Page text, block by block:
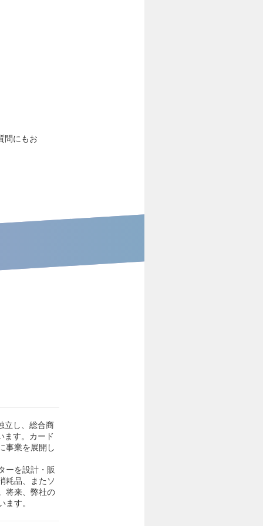
問にもお
立し、総合商
ます。カード
事業を展開し
ーを設計・販
耗品、またソ
将来、弊社の
す。